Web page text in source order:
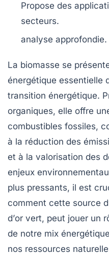
Propose des
secteurs.
analyse approfondie.
La biomasse se
énergétique essentielle
transition énergétique.
organiques, elle offre
combustibles fossiles,
à la réduction des
et à la valorisation des
enjeux
plus pressants, il est
comment cette source
d’or vert, peut jouer un
de notre mix
nos ressources